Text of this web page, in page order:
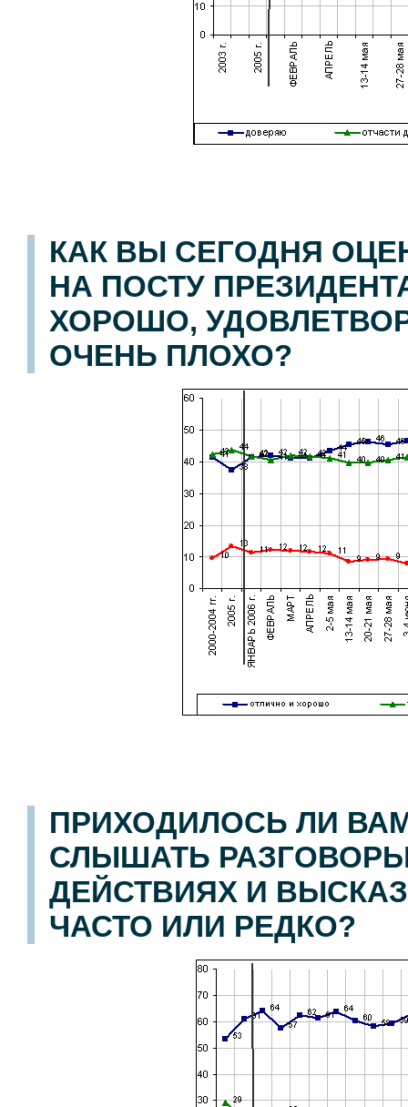
КАК ВЫ СЕГОДНЯ
НА ПОСТУ
ХОРОШО,
ОЧЕНЬ ПЛОХО?
ПРИХОДИЛОСЬ ЛИ
СЛЫШАТЬ
ДЕЙСТВИЯХ И
ЧАСТО ИЛИ РЕДКО?